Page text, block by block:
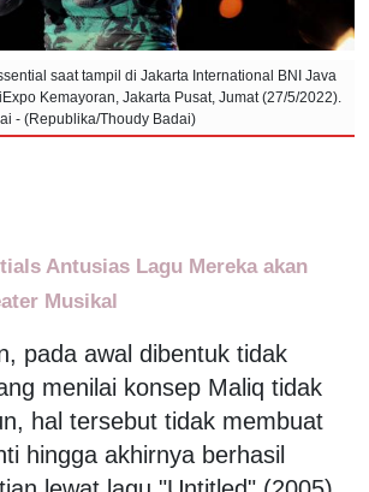
saat tampil di Jakarta International BNI Java
Kemayoran, Jakarta Pusat, Jumat (27/5/2022).
- (Republika/Thoudy Badai)
Antusias Lagu Mereka akan
Musikal
pada awal dibentuk tidak
menilai konsep Maliq tidak
hal tersebut tidak membuat
hingga akhirnya berhasil